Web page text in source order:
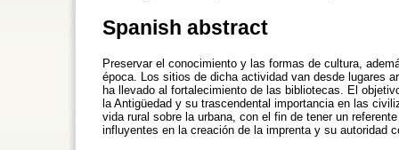
Spanish abstract
Preservar el conocimiento y las formas de cultura,
época. Los sitios de dicha actividad van desde lugares
ha llevado al fortalecimiento de las bibliotecas. El
la Antigüedad y su trascendental importancia en las
vida rural sobre la urbana, con el fin de tener un
influyentes en la creación de la imprenta y su autoridad